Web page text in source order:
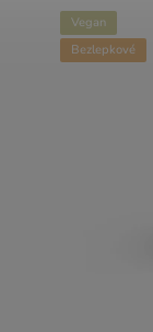
Vegan
Bezlepkové